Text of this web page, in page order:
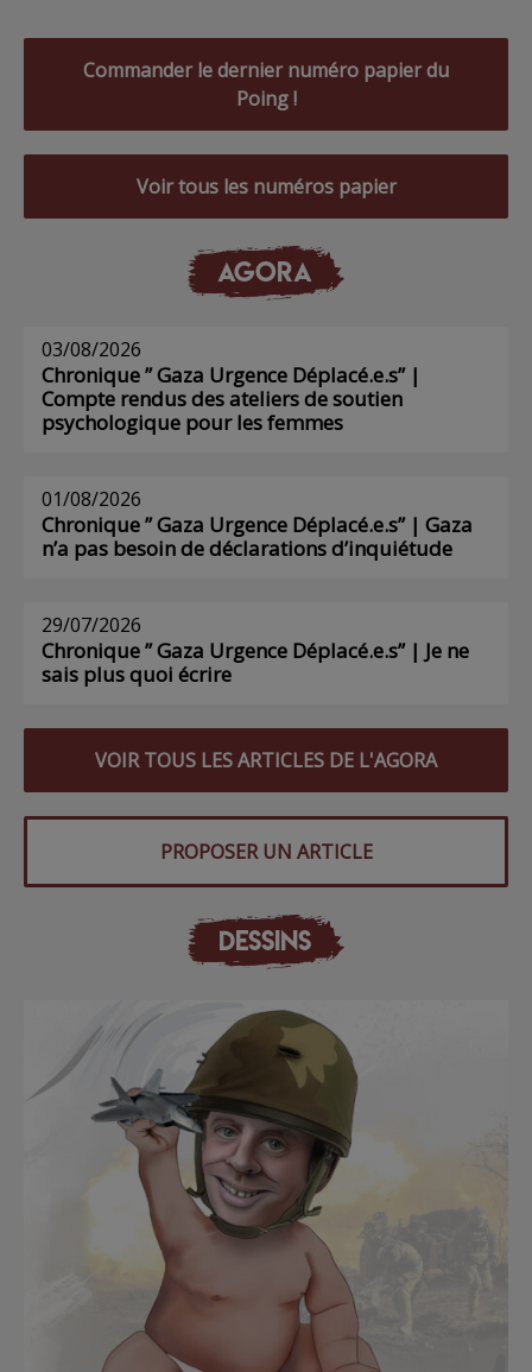
Commander le dernier numéro papier du
Poing !
Voir tous les numéros papier
AGORA
03/08/2026
Chronique ” Gaza Urgence Déplacé.e.s” |
Compte rendus des ateliers de soutien
psychologique pour les femmes
01/08/2026
Chronique ” Gaza Urgence Déplacé.e.s” | Gaza
n’a pas besoin de déclarations d’inquiétude
29/07/2026
Chronique ” Gaza Urgence Déplacé.e.s” | Je ne
sais plus quoi écrire
VOIR TOUS LES ARTICLES DE L'AGORA
PROPOSER UN ARTICLE
DESSINS